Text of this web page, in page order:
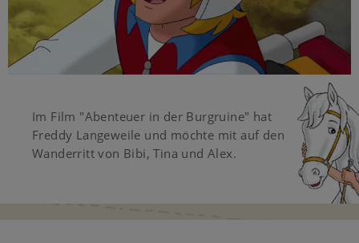
Video
Im Film "Abenteuer in der Burgruine" hat
Freddy Langeweile und möchte mit auf den
Wanderritt von Bibi, Tina und Alex.